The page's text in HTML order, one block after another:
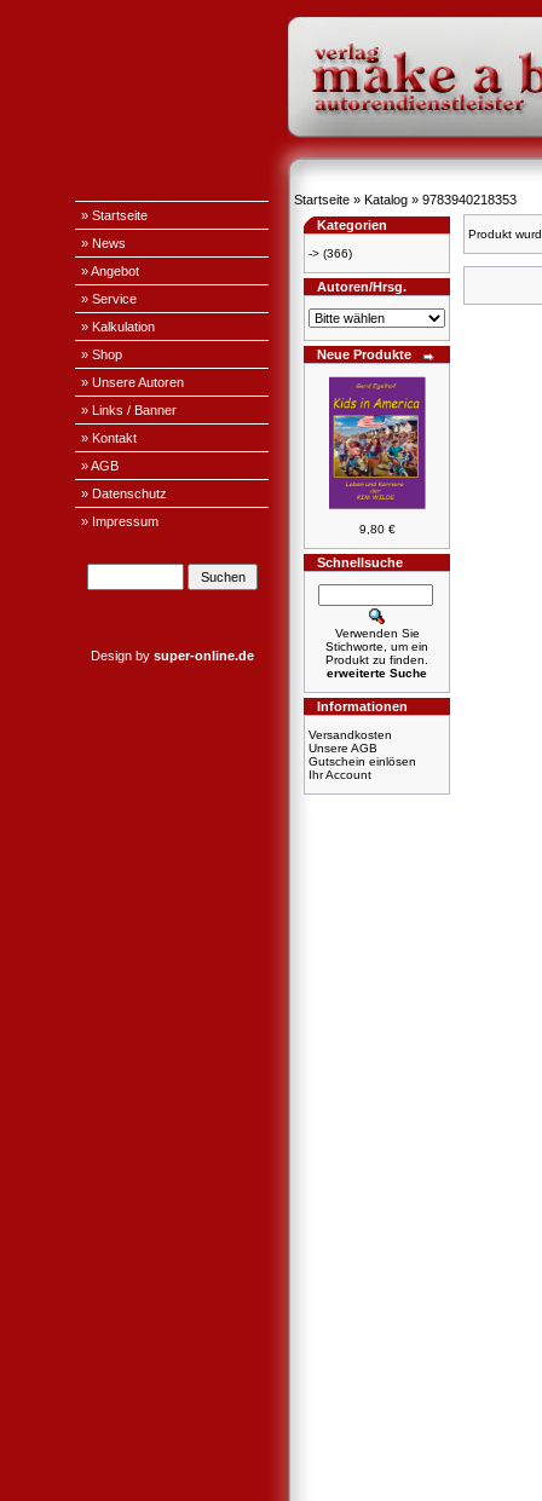
» Startseite
» News
» Angebot
» Service
» Kalkulation
» Shop
» Unsere Autoren
» Links / Banner
» Kontakt
» AGB
» Datenschutz
» Impressum
Design by super-online.de
Startseite » Katalog » 9783940218353
Kategorien
-> (366)
Autoren/Hrsg.
Neue Produkte
9,80 €
Schnellsuche
Verwenden Sie
Stichworte, um ein
Produkt zu finden.
erweiterte Suche
Informationen
Versandkosten
Unsere AGB
Gutschein einlösen
Ihr Account
Produkt